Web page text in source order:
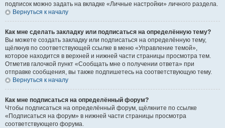
подписок можно задать на вкладке «Личные настройки» личного раздела.
Вернуться к началу
Как мне сделать закладку или подписаться на определённую тему?
Вы можете создать закладку или подписаться на определённую тему,
щёлкнув по соответствующей ссылке в меню «Управление темой»,
которое находится в верхней и нижней части страницы просмотра тем.
Отметив галочкой пункт «Сообщать мне о получении ответа» при
отправке сообщения, вы также подпишетесь на соответствующую тему.
Вернуться к началу
Как мне подписаться на определённый форум?
Чтобы подписаться на определённый форум, щёлкните по ссылке
«Подписаться на форум» в нижней части страницы просмотра
соответствующего форума.